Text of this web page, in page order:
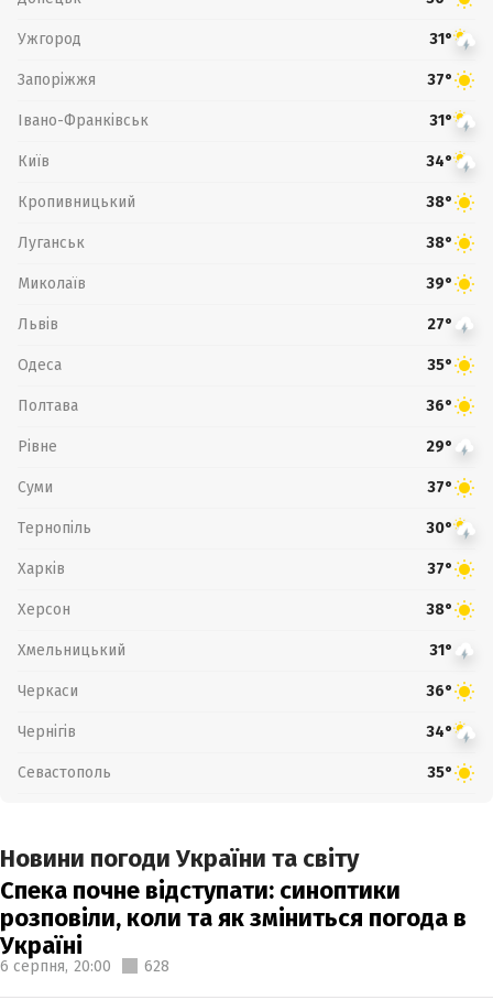
Ужгород 31°
Запоріжжя 37°
Івано-Франківськ 31°
Київ 34°
Кропивницький 38°
Луганськ 38°
Миколаїв 39°
Львів 27°
Одеса 35°
Полтава 36°
Рівне 29°
Суми 37°
Тернопіль 30°
Харків 37°
Херсон 38°
Хмельницький 31°
Черкаси 36°
Чернігів 34°
Севастополь 35°
Новини погоди України та світу
Спека почне відступати: синоптики
розповіли, коли та як зміниться погода в
Україні
6 серпня, 20:00 628